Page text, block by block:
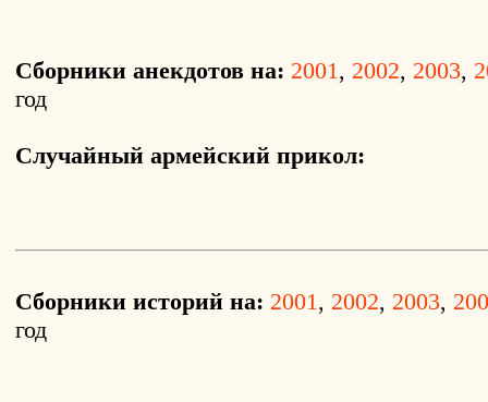
Сборники анекдотов на: 2001, 2002, 2003,
год
Случайный армейский прикол:
Сборники историй на: 2001, 2002, 2003,
год